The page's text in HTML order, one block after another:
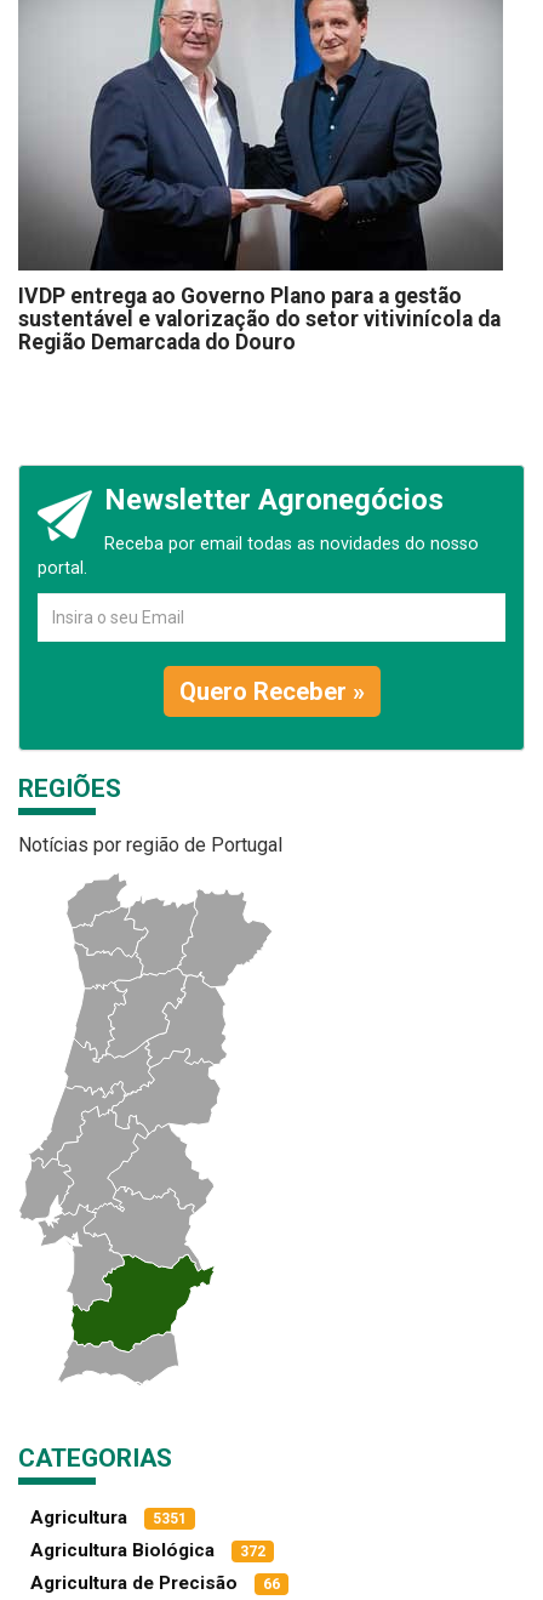
IVDP entrega ao Governo Plano para a gestão
sustentável e valorização do setor vitivinícola da
Região Demarcada do Douro
Newsletter Agronegócios
Receba por email todas as novidades do nosso
portal.
Quero Receber »
REGIÕES
Notícias por região de Portugal
CATEGORIAS
Agricultura 5351
Agricultura Biológica 372
Agricultura de Precisão 66